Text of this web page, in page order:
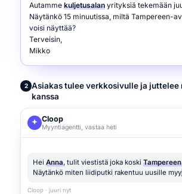
Autamme kuljetusalan yrityksiä tekemään
Näytänkö 15 minuutissa, miltä Tampereen-
voisi näyttää?
Terveisin,
Mikko
2 Asiakas tulee verkkosivulle ja juttelee
kanssa
Cloop
Myyntiagentti, vastaa heti
Hei Anna, tulit viestistä joka koski
Näytänkö miten liidiputki rakentuu uusille
Cloop · juuri nyt